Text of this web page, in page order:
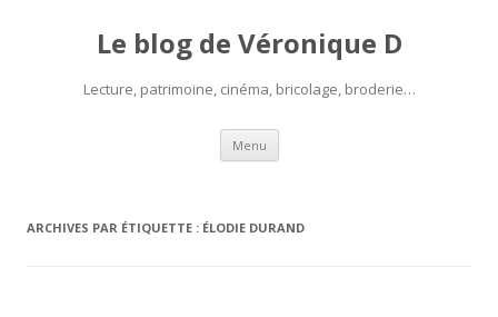
Le blog de Véronique D
Lecture, patrimoine, cinéma, bricolage, broderie…
Menu Aller
contenu
ARCHIVES PAR ÉTIQUETTE : ÉLODIE DURAND